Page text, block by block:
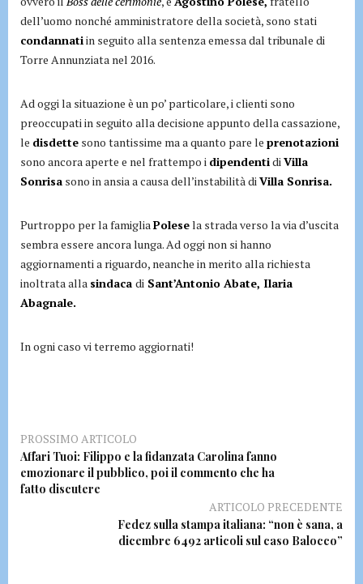
dell’uomo nonché amministratore della società, sono stati
condannatiin seguito alla sentenza emessa dal tribunale di
Torre Annunziata nel 2016.
Ad oggi la situazione è un po’ particolare, i clienti sono
preoccupati in seguito alla decisione appunto della cassazione,
le disdette sono tantissime ma a quanto pare le prenotazioni
sono ancora aperte e nel frattempo i dipendentidi Villa
Sonrisa sono in ansia a causa dell’instabilità di Villa Sonrisa.
Purtroppo per la famiglia Polesela strada verso la via d’uscita
sembra essere ancora lunga. Ad oggi non si hanno
aggiornamenti a riguardo, neanche in merito alla richiesta
inoltrata alla sindaca di Sant’Antonio Abate, Ilaria
Abagnale.
In ogni caso vi terremo aggiornati!
PROSSIMO ARTICOLO
Affari Tuoi: Filippo e la fidanzata Carolina fanno
emozionare il pubblico, poi il commento che ha
fatto discutere
ARTICOLO PRECEDENTE
Fedez sulla stampa italiana: “non è sana, a
dicembre 6492 articoli sul caso Balocco”